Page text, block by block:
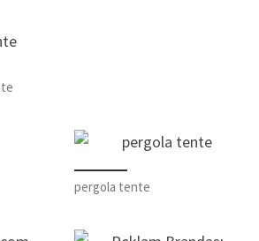
pergola tente